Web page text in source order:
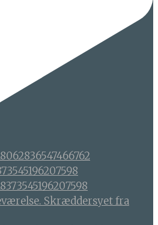
Skræddersyet fra